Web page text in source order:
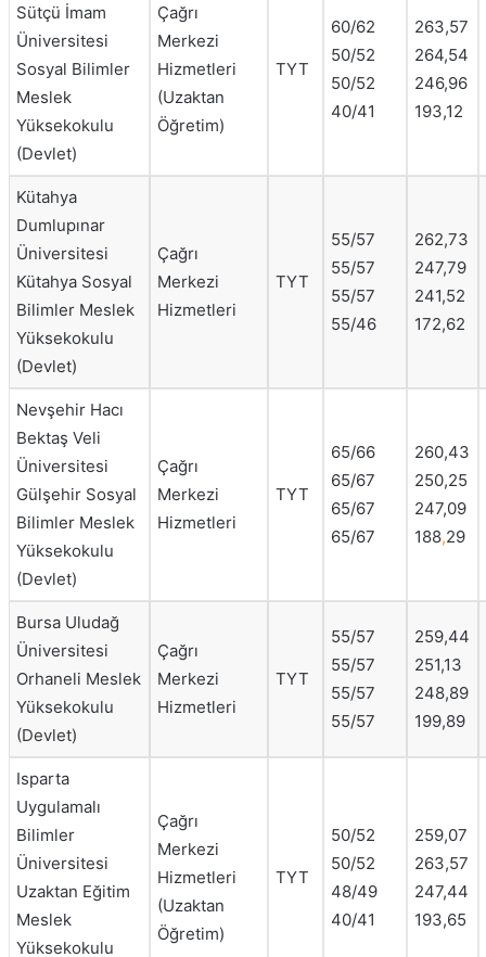
Sütçü İmam
Üniversitesi
Sosyal Bilimler
Meslek
Yüksekokulu
(Devlet)
Çağrı
Merkezi
Hizmetleri
(Uzaktan
Öğretim)
TYT
60/62
50/52
50/52
40/41
263,57
264,54
246,96
193,12
Kütahya
Dumlupınar
Üniversitesi
Kütahya Sosyal
Bilimler Meslek
Yüksekokulu
(Devlet)
Çağrı
Merkezi
Hizmetleri
TYT
55/57
55/57
55/57
55/46
262,73
247,79
241,52
172,62
Nevşehir Hacı
Bektaş Veli
Üniversitesi
Gülşehir Sosyal
Bilimler Meslek
Yüksekokulu
(Devlet)
Çağrı
Merkezi
Hizmetleri
TYT
65/66
65/67
65/67
65/67
260,43
250,25
247,09
188,29
Bursa Uludağ
Üniversitesi
Orhaneli Meslek
Yüksekokulu
(Devlet)
Çağrı
Merkezi
Hizmetleri
TYT
55/57
55/57
55/57
55/57
259,44
251,13
248,89
199,89
Isparta
Uygulamalı
Bilimler
Üniversitesi
Uzaktan Eğitim
Meslek
Yüksekokulu
Çağrı
Merkezi
Hizmetleri
(Uzaktan
Öğretim)
TYT
50/52
50/52
48/49
40/41
259,07
263,57
247,44
193,65